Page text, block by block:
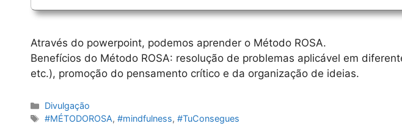
Através do powerpoint, podemos aprender o Método ROSA.
Benefícios do Método ROSA: resolução de problemas aplicável em
etc.), promoção do pensamento crítico e da organização de ideias.
Categorias
Divulgação
Etiquetas
#MÉTODOROSA,#mindfulness,#TuConsegues